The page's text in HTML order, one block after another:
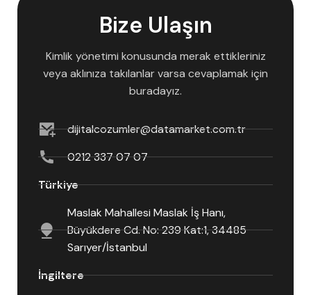
Bize Ulaşın
Kimlik yönetimi konusunda merak ettikleriniz
veya aklınıza takılanlar varsa cevaplamak için
buradayız.
dijitalcozumler@datamarket.com.tr
0212 337 07 07
Türkiye
Maslak Mahallesi Maslak İş Hanı,
Büyükdere Cd. No: 239 Kat:1, 34485
Sarıyer/İstanbul
İngiltere